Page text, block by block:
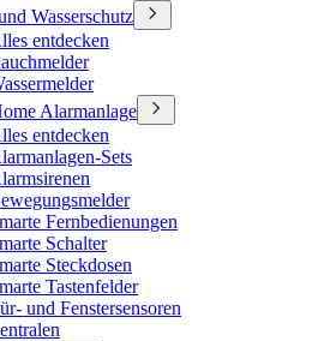
Wasserschutz
entdecken
Alarmanlage
entdecken
Sets
Fernbedienungen
Schalter
Steckdosen
Tastenfelder
und Fenstersensoren